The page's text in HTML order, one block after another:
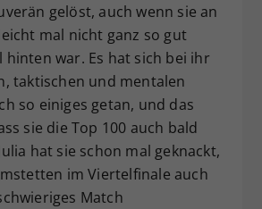
gelöst, auch wenn sie an
mal nicht ganz so gut
war. Es hat sich bei ihr
taktischen und mentalen
so einiges getan, und das
sie die Top 100 auch bald
hat sie schon mal geknackt,
im Viertelfinale auch
Match